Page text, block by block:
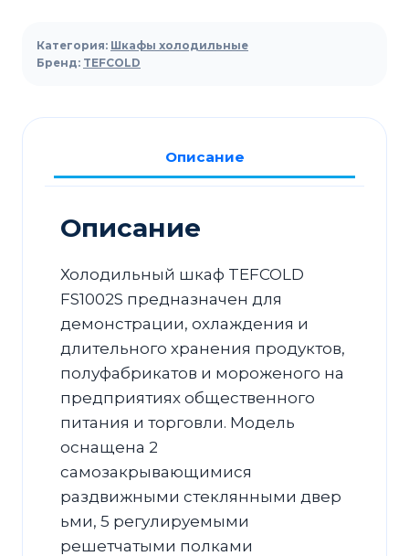
холодильный
TEFCOLD
Категория: Шкафы холодильные
Бренд: TEFCOLD
Описание
Описание
Холодильный шкаф TEFCOLD
FS1002S предназначен для
демонстрации, охлаждения и
длительного хранения продуктов,
полуфабрикатов и мороженого на
предприятиях общественного
питания и торговли. Модель
оснащена 2
самозакрывающимися
раздвижными стеклянными двер
ьми, 5 регулируемыми
решетчатыми полками